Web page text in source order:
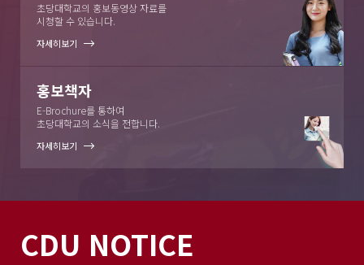
초당대학교의 홍보동영상 자료를
시청할 수 있습니다.
자세히보기
홍보책자
E-Brochure를 통하여
초당대학교의 소식을 전합니다.
자세히보기
CDU NOTICE